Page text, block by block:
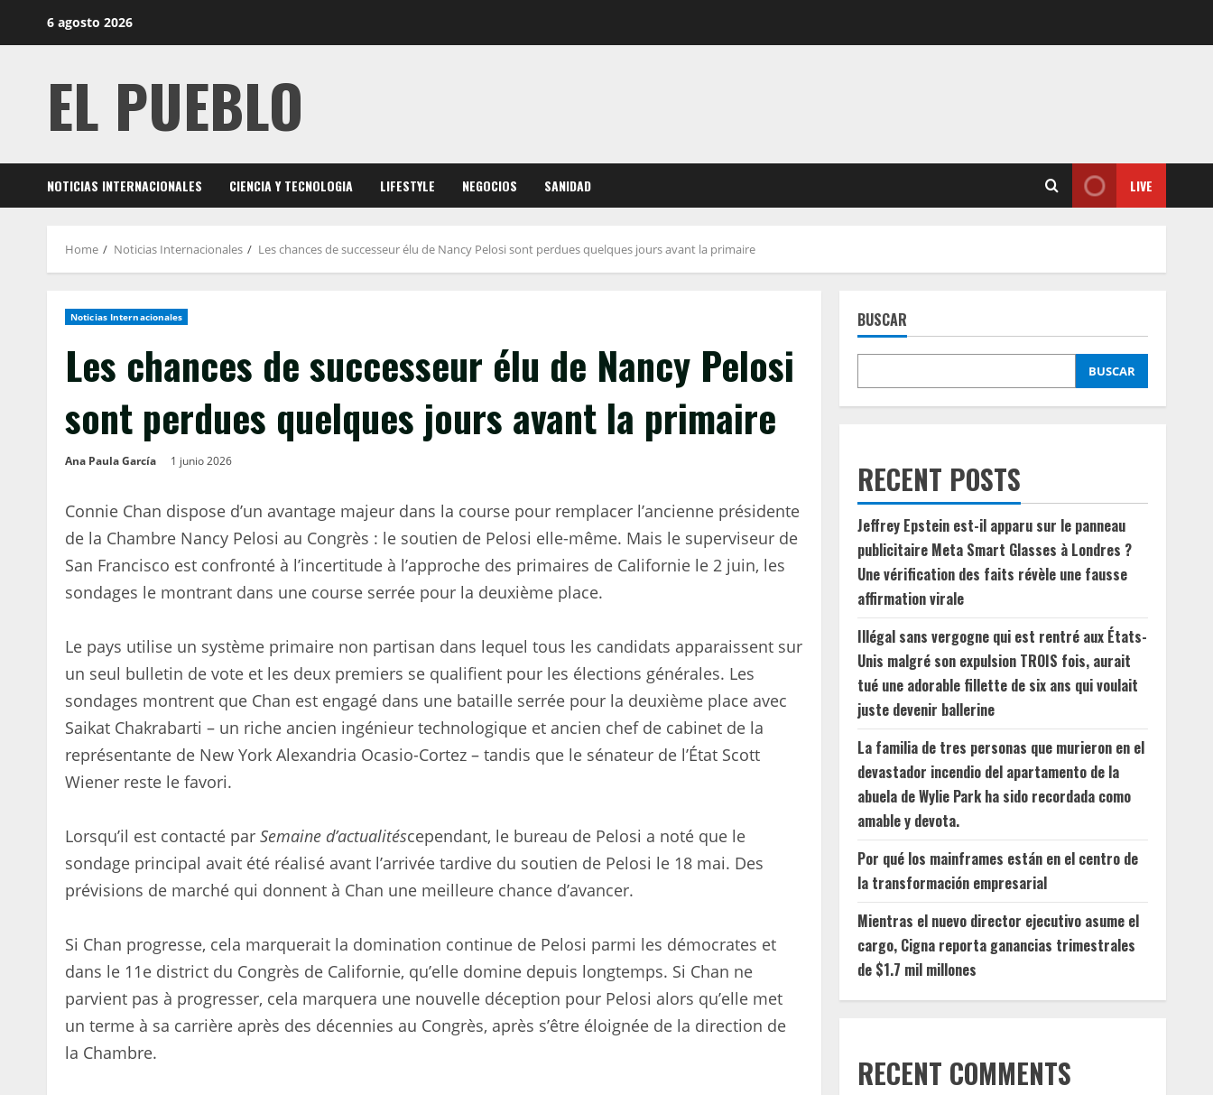
6 agosto 2026
EL PUEBLO
NOTICIAS INTERNACIONALES CIENCIA Y TECNOLOGIA LIFESTYLE NEGOCIOS SANIDAD LIVE
Home Noticias Internacionales Les chances de successeur élu de Nancy Pelosi sont perdues quelques jours avant la primaire
Noticias Internacionales
Les chances de successeur élu de Nancy Pelosi
sont perdues quelques jours avant la primaire
Ana Paula García 1 junio 2026
Connie Chan dispose d’un avantage majeur dans la course pour remplacer l’ancienne présidente
de la Chambre Nancy Pelosi au Congrès : le soutien de Pelosi elle-même. Mais le superviseur de
San Francisco est confronté à l’incertitude à l’approche des primaires de Californie le 2 juin, les
sondages le montrant dans une course serrée pour la deuxième place.
Le pays utilise un système primaire non partisan dans lequel tous les candidats apparaissent sur
un seul bulletin de vote et les deux premiers se qualifient pour les élections générales. Les
sondages montrent que Chan est engagé dans une bataille serrée pour la deuxième place avec
Saikat Chakrabarti – un riche ancien ingénieur technologique et ancien chef de cabinet de la
représentante de New York Alexandria Ocasio-Cortez – tandis que le sénateur de l’État Scott
Wiener reste le favori.
Lorsqu’il est contacté par Semaine d’actualitéscependant, le bureau de Pelosi a noté que le
sondage principal avait été réalisé avant l’arrivée tardive du soutien de Pelosi le 18 mai. Des
prévisions de marché qui donnent à Chan une meilleure chance d’avancer.
Si Chan progresse, cela marquerait la domination continue de Pelosi parmi les démocrates et
dans le 11e district du Congrès de Californie, qu’elle domine depuis longtemps. Si Chan ne
parvient pas à progresser, cela marquera une nouvelle déception pour Pelosi alors qu’elle met
un terme à sa carrière après des décennies au Congrès, après s’être éloignée de la direction de
la Chambre.
BUSCAR
BUSCAR
RECENT POSTS
Jeffrey Epstein est-il apparu sur le panneau
publicitaire Meta Smart Glasses à Londres ?
Une vérification des faits révèle une fausse
affirmation virale
Illégal sans vergogne qui est rentré aux États-
Unis malgré son expulsion TROIS fois, aurait
tué une adorable fillette de six ans qui voulait
juste devenir ballerine
La familia de tres personas que murieron en el
devastador incendio del apartamento de la
abuela de Wylie Park ha sido recordada como
amable y devota.
Por qué los mainframes están en el centro de
la transformación empresarial
Mientras el nuevo director ejecutivo asume el
cargo, Cigna reporta ganancias trimestrales
de $1.7 mil millones
RECENT COMMENTS